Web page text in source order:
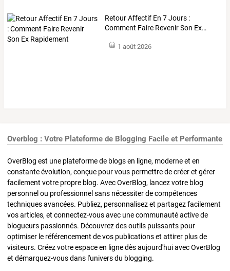
RetourAffectif En 7Jours :
Comment Faire RevenirSon Ex…
1 août 2026
Overblog : Votre Plateforme de Blogging Facile et Performante
OverBlog est une plateforme de blogs en ligne, moderne et en
constante évolution, conçue pour vous permettre de créer et gérer
facilement votre propre blog. Avec OverBlog, lancez votre blog
personnel ou professionnel sans nécessiter de compétences
techniques avancées. Publiez, personnalisez et partagez facilement
vos articles, et connectez-vous avec une communauté active de
blogueurs passionnés. Découvrez des outils puissants pour
optimiser le référencement de vos publications et attirer plus de
visiteurs. Créez votre espace en ligne dès aujourd'hui avec OverBlog
et démarquez-vous dans l'univers du blogging.